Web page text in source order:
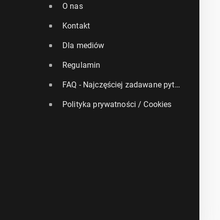
O nas
Kontakt
Dla mediów
Regulamin
FAQ - Najczęściej zadawane pytania
Polityka prywatności / Cookies